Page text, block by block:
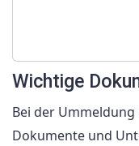
Wichtige
Bei der
Dokumente und